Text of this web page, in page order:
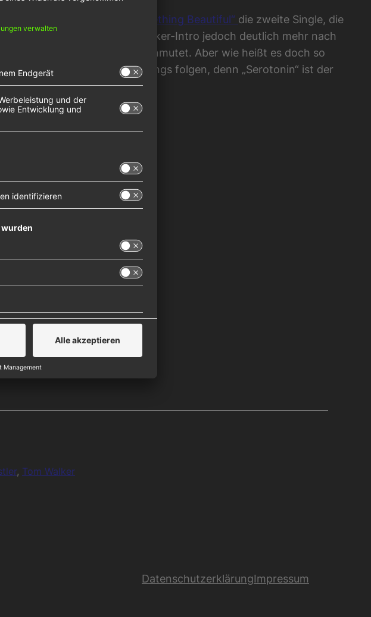
„Something Beautiful“ die zweite Single, die
schon typischen Tom Walker-Intro jedoch deutlich mehr nach
er fast ein wenig kurz anmutet. Aber wie heißt es doch so
bald weitere Tom Walker-Songs folgen, denn „Serotonin“ ist der
, Tom Walker
DatenschutzerklärungImpressum